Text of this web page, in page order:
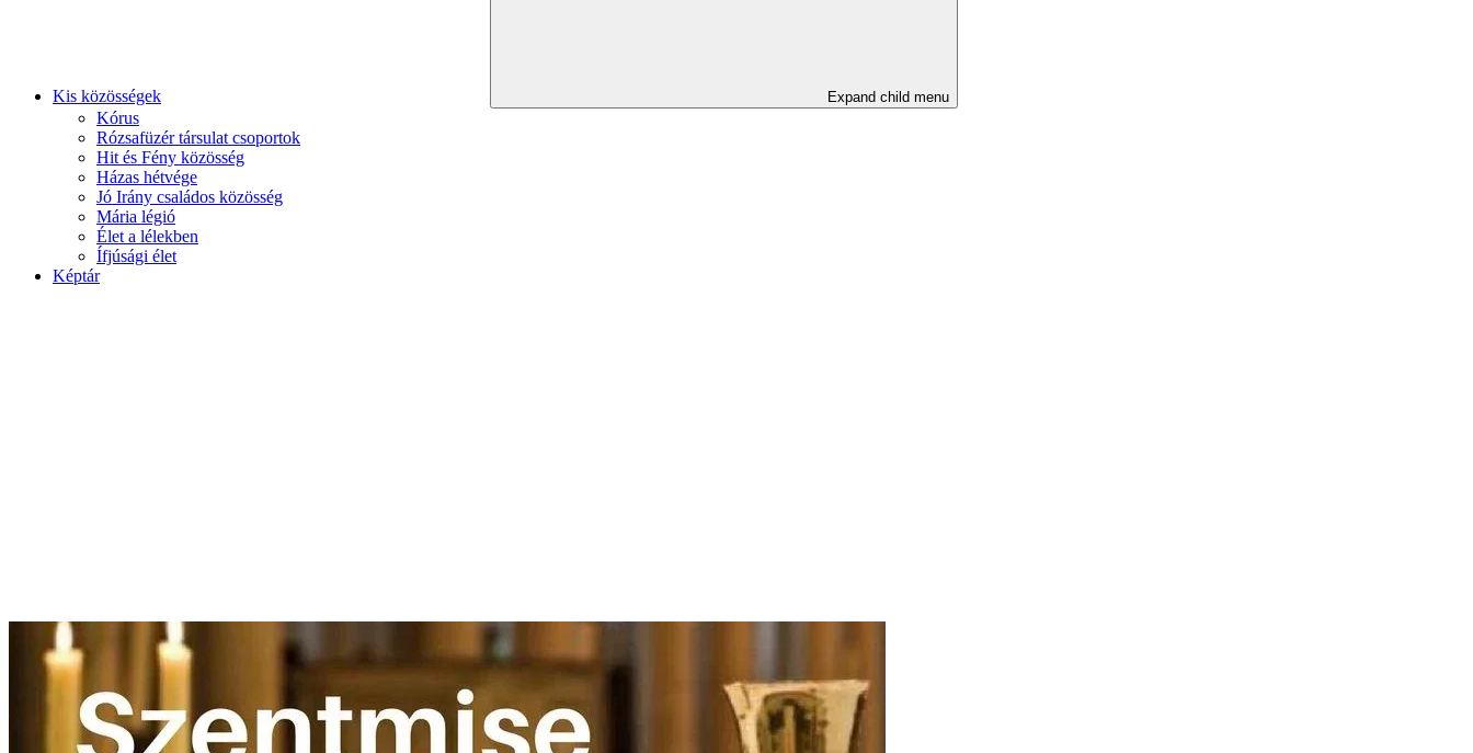
Kis közösségek Expand child menu
Kórus
Rózsafüzér társulat csoportok
Hit és Fény közösség
Házas hétvége
Jó Irány családos közösség
Mária légió
Élet a lélekben
Ífjúsági élet
Képtár